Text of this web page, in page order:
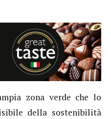
zona verde che lo
della sostenibilità